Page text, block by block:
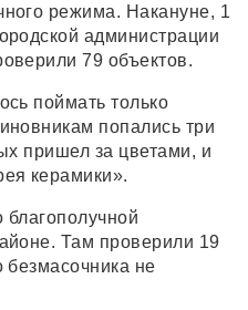
режима. Накануне, 1
администрации
79 объектов.
поймать только
попались три
пришел за цветами, и
керамики».
Там проверили 19
безмасочника не